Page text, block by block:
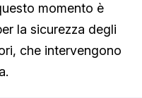
momento è
la sicurezza degli
che intervengono